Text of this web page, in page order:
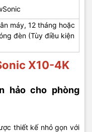
máy, 12 tháng hoặc
đèn (Tùy điều kiện
X10-4K
hảo cho phòng
thiết kế nhỏ gọn với